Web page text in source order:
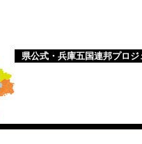
県公式・兵庫五国連邦プロジ